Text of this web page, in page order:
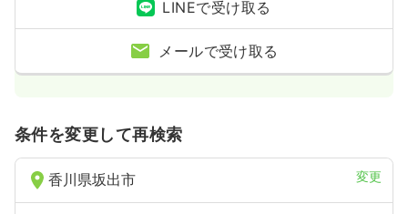
LINEで受け取る
メールで受け取る
条件を変更して再検索
香川県坂出市 変更